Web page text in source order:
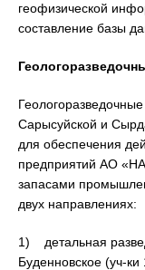
геофизической
составление базы
Сарысуйской и
для обеспечения
предприятий АО
запасами
двух направлениях:
1) детальная
Буденновское (уч-